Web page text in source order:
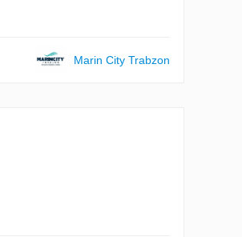
Marin City Trabzon